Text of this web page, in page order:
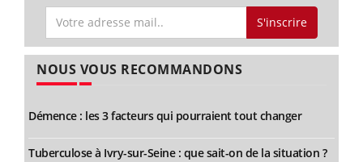
S'inscrire
NOUS VOUS RECOMMANDONS
Démence : les 3 facteurs qui pourraient tout changer
Tuberculose à Ivry-sur-Seine : que sait-on de la situation ?